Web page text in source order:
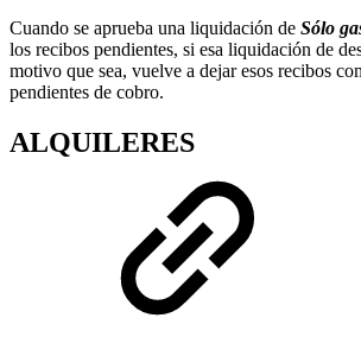
Cuando se aprueba una liquidación de Sólo
los recibos pendientes, si esa liquidación de
motivo que sea, vuelve a dejar esos recibos
pendientes de cobro.
ALQUILERES